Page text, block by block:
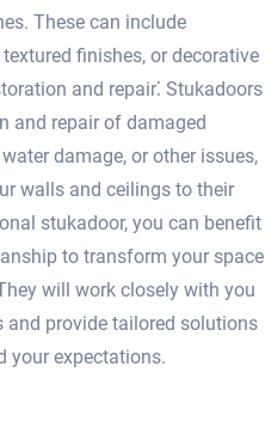
These can include
finishes, or decorative
and repair⁚ Stukadoors
and repair of damaged
damage, or other issues,
walls and ceilings to their
stukadoor, you can benefit
to transform your space
will work closely with you
and provide tailored solutions
your expectations.​